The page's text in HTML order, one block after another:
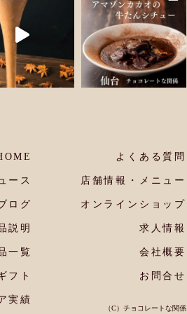
ース
ログ
説明
一覧
フト
実績
よくある質問
店舗情報・メニュー
オンラインショップ
求人情報
会社概要
お問合せ
（C）チョコレートな関係